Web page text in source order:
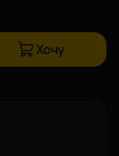
Хочу